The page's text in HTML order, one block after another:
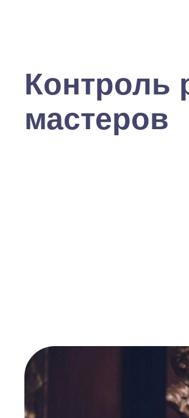
Контроль
мастеров